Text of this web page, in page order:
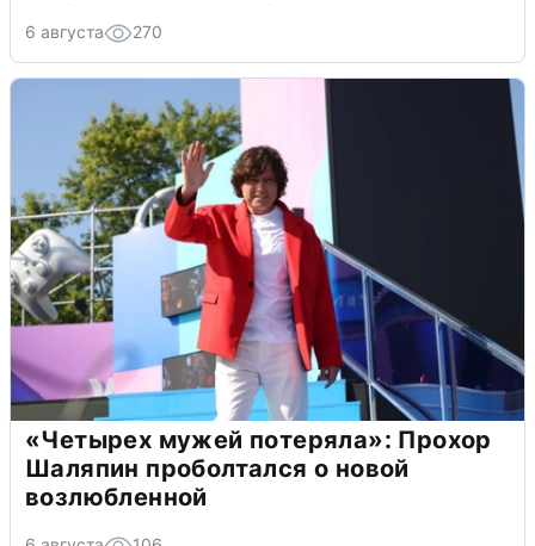
6 августа 270
«Четырех мужей потеряла»: Прохор
Шаляпин проболтался о новой
возлюбленной